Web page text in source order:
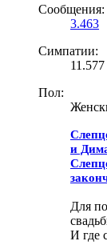
Сообщения:
3.463
Симпатии:
11.577
Пол:
и
Для
И где